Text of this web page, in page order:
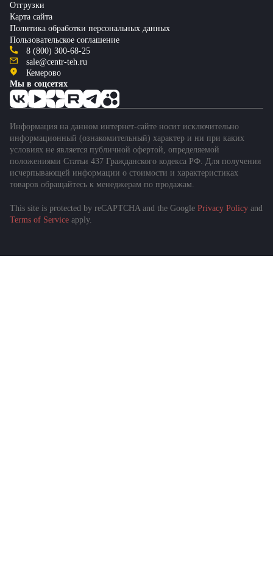
Отгрузки
Карта сайта
Политика обработки персональных данных
Пользовательское соглашение
8 (800) 300-68-25
sale@centr-teh.ru
Кемерово
Мы в соцсетях
Информация на данном интернет-сайте носит исключительно
информационный (ознакомительный) характер и ни при каких
условиях не является публичной офертой, определяемой
положениями Статьи 437 Гражданского кодекса РФ. Для получения
исчерпывающей информации о стоимости и характеристиках
товаров обращайтесь к менеджерам по продажам.
This site is protected by reCAPTCHA and the Google Privacy Policy and
Terms of Service apply.
Подобрать спецтехнику
за 1 минуту